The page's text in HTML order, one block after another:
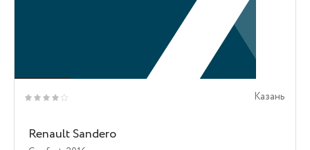
Казань
Renault Sandero